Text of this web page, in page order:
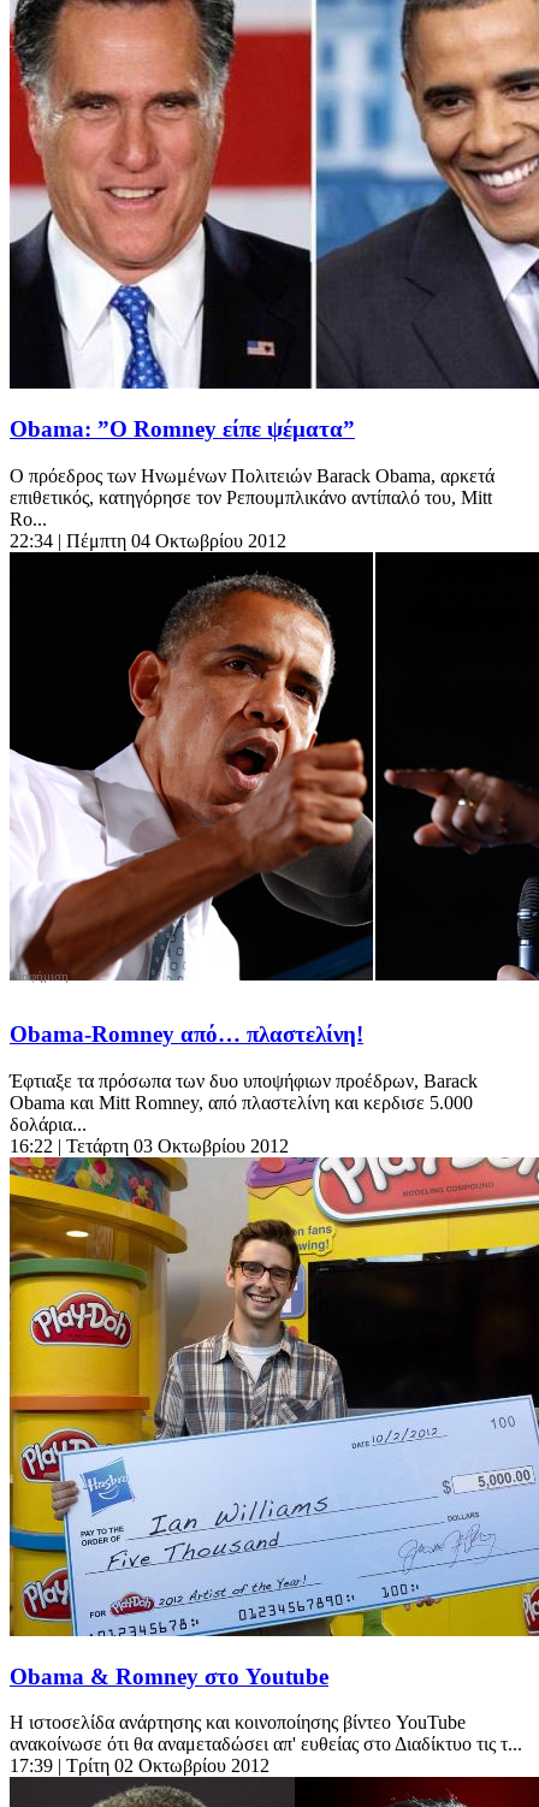
Obama: ”Ο Romney είπε ψέματα”
Ο πρόεδρος των Ηνωμένων Πολιτειών Barack Obama, αρκετά
επιθετικός, κατηγόρησε τον Ρεπουμπλικάνο αντίπαλό του, Mitt
Ro...
22:34 | Πέμπτη 04 Οκτωβρίου 2012
Obama-Romney από… πλαστελίνη!
Έφτιαξε τα πρόσωπα των δυο υποψήφιων προέδρων, Barack
Obama και Mitt Romney, από πλαστελίνη και κερδισε 5.000
δολάρια...
16:22 | Τετάρτη 03 Οκτωβρίου 2012
Obama & Romney στο Youtube
Η ιστοσελίδα ανάρτησης και κοινοποίησης βίντεο YouTube
ανακοίνωσε ότι θα αναμεταδώσει απ' ευθείας στο Διαδίκτυο τις τ...
17:39 | Τρίτη 02 Οκτωβρίου 2012